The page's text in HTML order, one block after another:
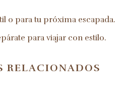
o para tu próxima escapada.
para viajar con estilo.
RELACIONADOS